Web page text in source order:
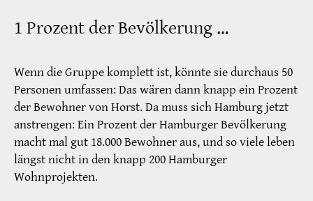
1 Prozent der Bevölkerung …
Wenn die Gruppe komplett ist, könnte sie durchaus 50
Personen umfassen: Das wären dann knapp ein Prozent
der Bewohner von Horst. Da muss sich Hamburg jetzt
anstrengen: Ein Prozent der Hamburger Bevölkerung
macht mal gut 18.000 Bewohner aus, und so viele leben
längst nicht in den knapp 200 Hamburger
Wohnprojekten.